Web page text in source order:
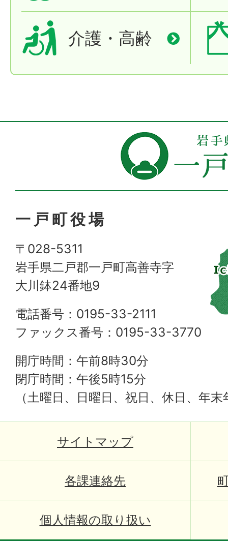
介護・高齢
一戸町役場
〒028-5311
岩手県二戸郡一戸町高善寺字
大川鉢24番地9
電話番号：0195-33-2111
ファックス番号：0195-33-3770
開庁時間：午前8時30分
閉庁時間：午後5時15分
（土曜日、日曜日、祝日、休日、年
サイトマップ
各課連絡先
個人情報の取り扱い